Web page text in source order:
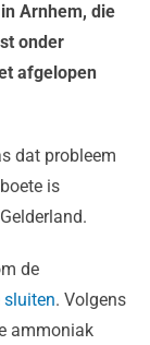
Arnhem, die
onder
afgelopen
dat probleem
is
de
sluiten. Volgens
ammoniak